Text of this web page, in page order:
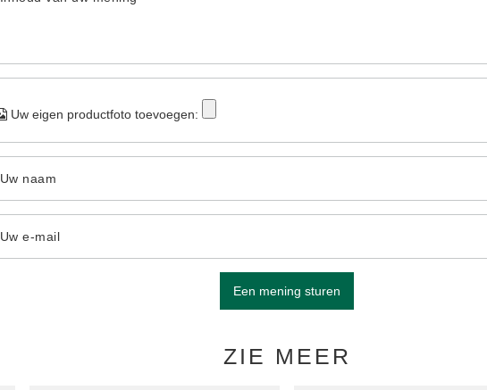
Uw eigen productfoto toevoegen:
Uw naam
Uw e-mail
Een mening sturen
ZIE MEER